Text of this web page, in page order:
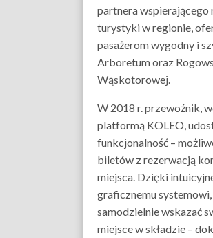
partnera wspierającego
turystyki w regionie,
pasażerom wygodny i
Arboretum oraz
Wąskotorowej.
W 2018 r. przewoźnik,
platformą KOLEO,
funkcjonalność –
biletów z rezerwacją
miejsca. Dzięki
graficznemu
samodzielnie wskazać
miejsce w składzie –